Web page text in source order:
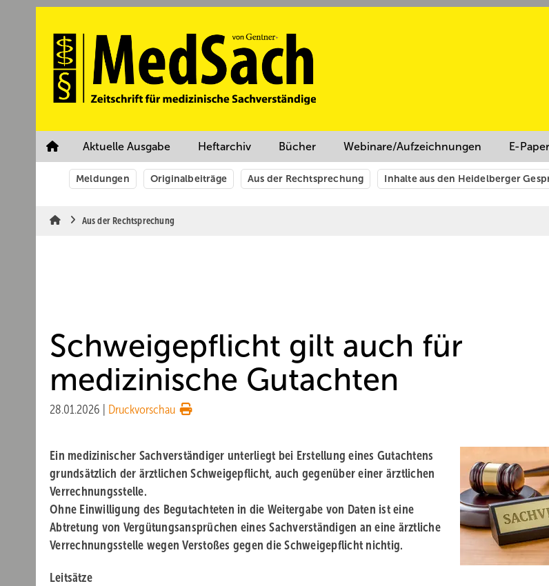
Aktuelle Ausgabe Heftarchiv Bücher Webinare/Aufzeichnungen E-Paper
Meldungen Originalbeiträge Aus der Rechtsprechung Inhalte aus den Heidelberger
Aus der Rechtsprechung
Schweigepflicht gilt auch für
medizinische Gutachten
28.01.2026 Druckvorschau
Ein medizinischer Sachverständiger unterliegt bei Erstellung eines Gutachtens
grundsätzlich der ärztlichen Schweigepflicht, auch gegenüber einer ärztlichen
Verrechnungsstelle.
Ohne Einwilligung des Begutachteten in die Weitergabe von Daten ist eine
Abtretung von Vergütungsansprüchen eines Sachverständigen an eine ärztliche
Verrechnungsstelle wegen Verstoßes gegen die Schweigepflicht nichtig.
Leitsätze